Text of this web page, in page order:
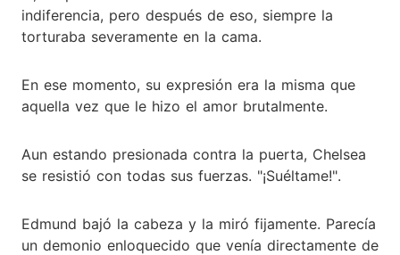
indiferencia, pero después de eso, siempre la
torturaba severamente en la cama.
En ese momento, su expresión era la misma que
aquella vez que le hizo el amor brutalmente.
Aun estando presionada contra la puerta, Chelsea
se resistió con todas sus fuerzas. "¡Suéltame!".
Edmund bajó la cabeza y la miró fijamente. Parecía
un demonio enloquecido que venía directamente de